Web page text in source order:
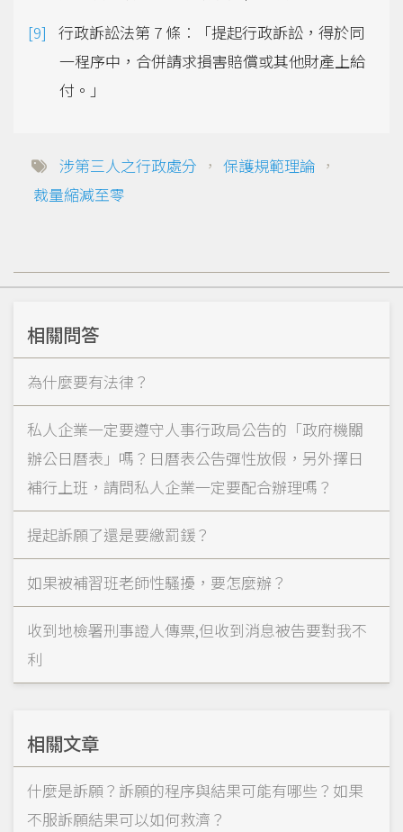
行政訴訟法第 7 條︰「提起行政訴訟，得於同
一程序中，合併請求損害賠償或其他財產上給
付。」
涉第三人之行政處分 ， 保護規範理論 ，
裁量縮減至零
相關問答
為什麼要有法律？
私人企業一定要遵守人事行政局公告的「政府機關
辦公日曆表」嗎？日曆表公告彈性放假，另外擇日
補行上班，請問私人企業一定要配合辦理嗎？
提起訴願了還是要繳罰鍰？
如果被補習班老師性騷擾，要怎麼辦？
收到地檢署刑事證人傳票,但收到消息被告要對我不
利
相關文章
什麼是訴願？訴願的程序與結果可能有哪些？如果
不服訴願結果可以如何救濟？